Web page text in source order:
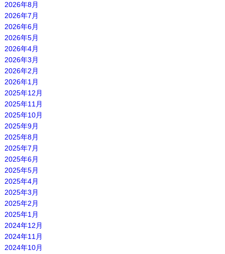
2026年8月
2026年7月
2026年6月
2026年5月
2026年4月
2026年3月
2026年2月
2026年1月
2025年12月
2025年11月
2025年10月
2025年9月
2025年8月
2025年7月
2025年6月
2025年5月
2025年4月
2025年3月
2025年2月
2025年1月
2024年12月
2024年11月
2024年10月